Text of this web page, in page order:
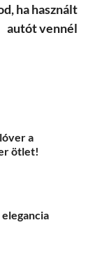
ha használt
autót vennél
a
ötlet!